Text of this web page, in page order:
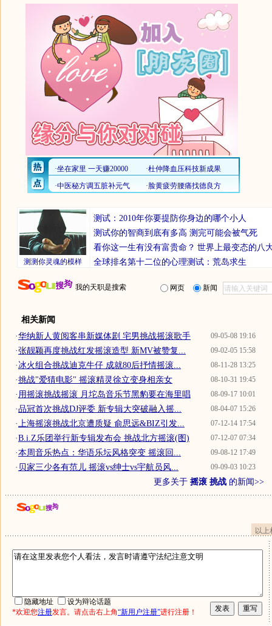
测测你灵魂的模样
测试：2010年你要提防你身边的哪个小人
测试你的智商到底有多高 测完可能会被气死
看你这一生有没有富贵命？ 世界上最变态的八
全球排名第十二位的心理测试：荒岛求生
我的天职是搜索 网页 新闻
相关新闻
09-05-08 19:16
·华纳新人黄阅客串新媒体剧 宅男挑战摇滚歌手
09-02-05 15:58
·张靓颖再度挑战红发摇滚造型 新MV被赞复...
08-11-28 13:25
·冰火组合挑战迪克牛仔 成就80后抒情摇滚...
08-10-31 19:45
·挑战"爱猜电影" 摇滚精灵徐立变身相亲女
08-09-17 10:01
· 用摇滚挑战摇滚 月坨岛音乐节黑豹要在海里唱
08-04-07 15:26
·品冠首次挑战DJ评委 新专辑大突破融入摇...
07-12-14 17:54
· 上海摇滚挑战北京遭质疑 俞思远&BIZ引发...
07-12-07 07:34
·B.i.Z乐团举行新专辑发布会 挑战北方摇滚(图)
09-08-12 17:49
·本周音乐热点：华语乐坛风格突变 摇滚回...
09-09-03 10:23
· 贝家三少各有范儿 摇滚vs绅士vs宇航员风...
更多关于 摇滚 挑战 的新闻>>
以
隐藏地址
设为辩论话题
*欢迎您注册发言。请点击右上角“新用户注册”进行注册！